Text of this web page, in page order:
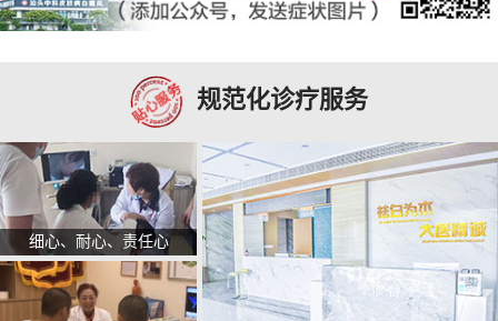
规范化诊疗服务
细心、耐心、责任心